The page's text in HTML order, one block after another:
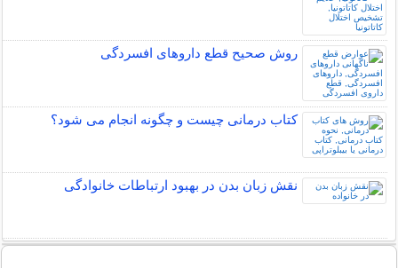
روش صحیح قطع داروهای افسردگی
کتاب درمانی چیست و چگونه انجام می شود؟
نقش زبان بدن در بهبود ارتباطات خانوادگی